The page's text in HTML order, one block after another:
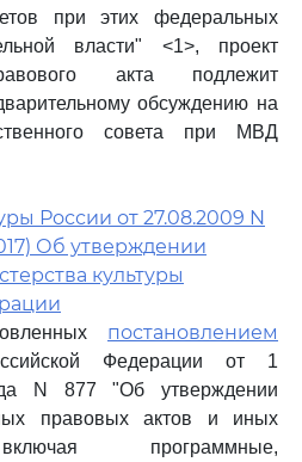
при этих федеральных
власти" <1>, проект
акта подлежит
обсуждению на
совета при МВД
России от 27.08.2009 N
Об утверждении
культуры
постановлением
Федерации от 1
N 877 "Об утверждении
правовых актов и иных
программные,